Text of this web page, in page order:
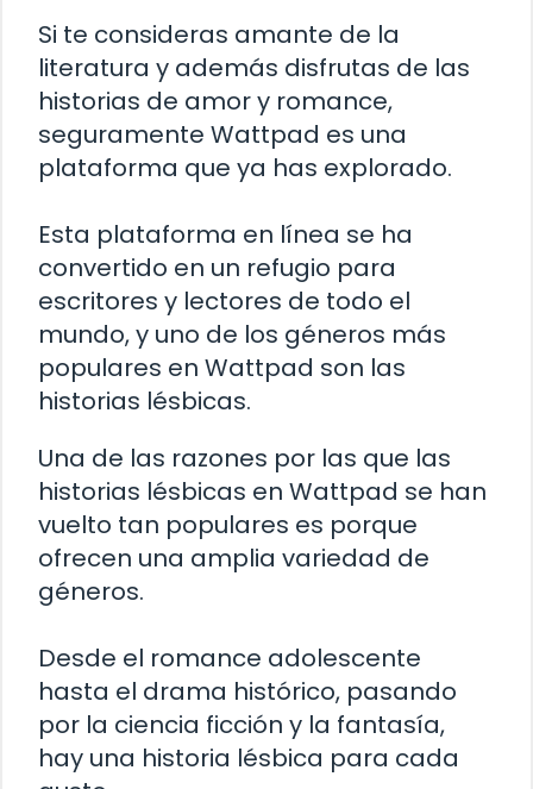
Si te consideras amante de la
literatura y además disfrutas de las
historias de amor y romance,
seguramente Wattpad es una
plataforma que ya has explorado.
Esta plataforma en línea se ha
convertido en un refugio para
escritores y lectores de todo el
mundo, y uno de los géneros más
populares en Wattpad son las
historias lésbicas.
Una de las razones por las que las
historias lésbicas en Wattpad se han
vuelto tan populares es porque
ofrecen una amplia variedad de
géneros.
Desde el romance adolescente
hasta el drama histórico, pasando
por la ciencia ficción y la fantasía,
hay una historia lésbica para cada